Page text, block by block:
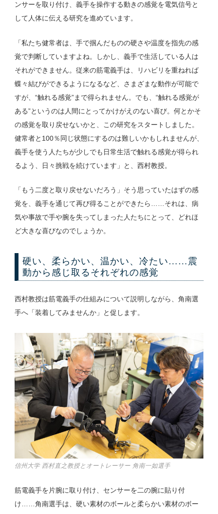
ンサーを取り付け、義手を操作する動きの感覚を電気信号と
して人体に伝える研究を進めています。
「私たち健常者は、手で掴んだものの硬さや温度を指先の感
覚で判断していますよね。しかし、義手で生活している人は
それができません。従来の筋電義手は、リハビリを重ねれば
蝶々結びができるようになるなど、さまざまな動作が可能で
すが、“触れる感覚”まで得られません。でも、“触れる感覚が
ある”というのは人間にとってかけがえのない喜び。何とかそ
の感覚を取り戻せないかと、この研究をスタートしました。
健常者と100％同じ状態にするのは難しいかもしれませんが、
義手を使う人たちが少しでも日常生活で触れる感覚が得られ
るよう、日々挑戦を続けています」と、西村教授。
「もう二度と取り戻せないだろう」そう思っていたはずの感
覚を、義手を通じて再び得ることができたら……それは、病
気や事故で手や腕を失ってしまった人たちにとって、どれほ
ど大きな喜びなのでしょうか。
硬い、柔らかい、温かい、冷たい……震
動から感じ取るそれぞれの感覚
西村教授は筋電義手の仕組みについて説明しながら、角南選
手へ「装着してみませんか」と促します。
信州大学 西村直之教授とオートレーサー 角南一如選手
筋電義手を片腕に取り付け、センサーを二の腕に貼り付
け……角南選手は、硬い素材のボールと柔らかい素材のボー